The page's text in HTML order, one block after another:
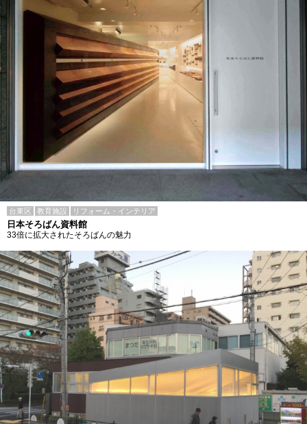
台東区 教育施設 リフォーム・インテリア
日本そろばん資料館
33倍に拡大されたそろばんの魅力